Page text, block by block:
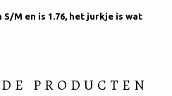
M en is 1.76, het jurkje is wat
PRODUCTEN